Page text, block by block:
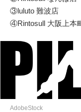
③luluto 難波店
④Rintosull 大阪上本
AdobeStock